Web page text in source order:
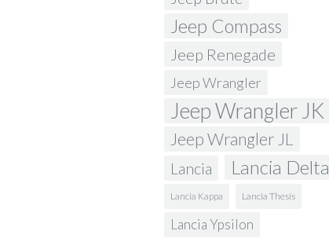
Jeep Compass
Jeep Renegade
Jeep Wrangler
Jeep Wrangler JK
Jeep Wrangler JL
Lancia Lancia Delta
Lancia Kappa Lancia Thesis
Lancia Ypsilon